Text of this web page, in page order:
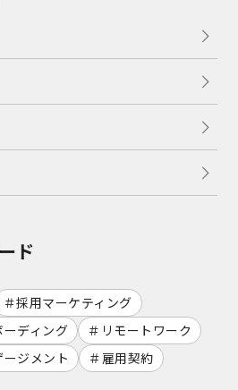
ド
採用マーケティング
ーディング
リモートワーク
ジメント 雇用契約